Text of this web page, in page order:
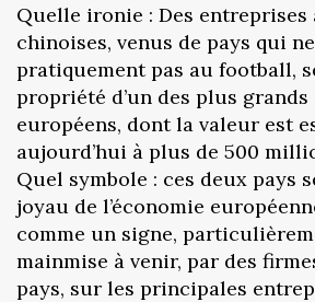
Quelle ironie : Des entreprises
chinoises, venus de pays qui
pratiquement pas au football,
propriété d’un des plus grands
européens, dont la valeur est
aujourd’hui à plus de 500
Quel symbole : ces deux pays
joyau de l’économie
comme un signe,
mainmise à venir, par des
pays, sur les principales